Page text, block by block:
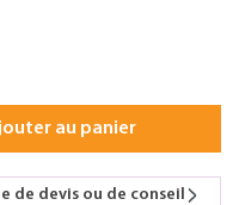
au panier
de devis ou de conseil